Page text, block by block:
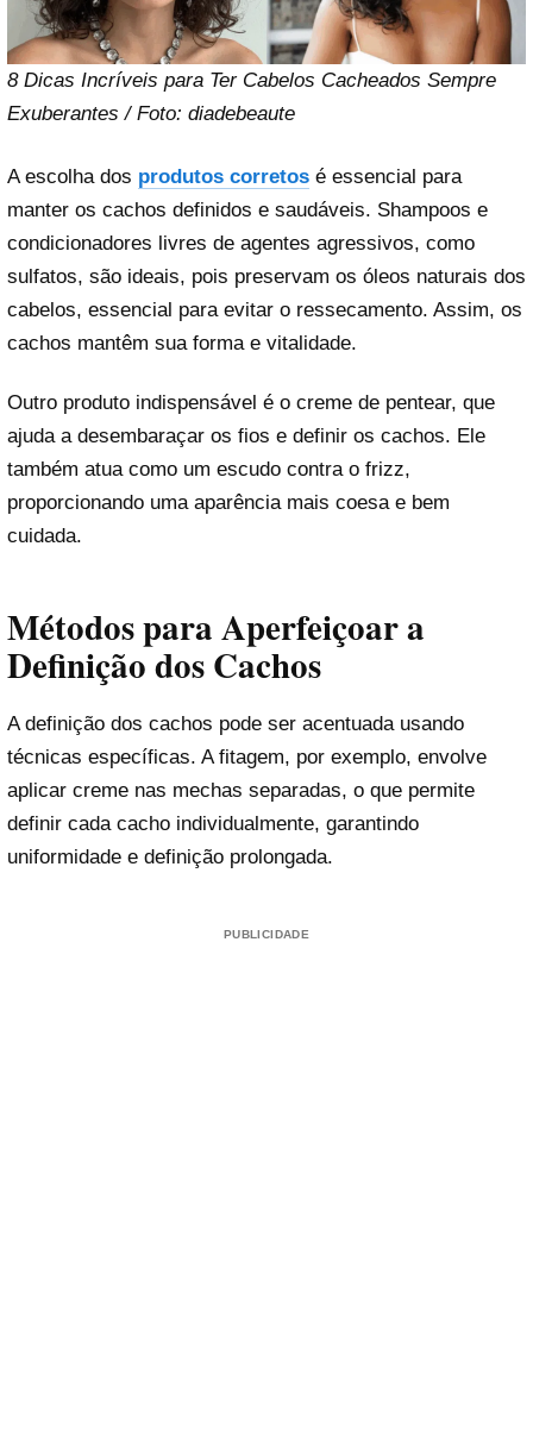
8 Dicas Incríveis para Ter Cabelos Cacheados Sempre
Exuberantes / Foto: diadebeaute
A escolha dos produtos corretos é essencial para
manter os cachos definidos e saudáveis. Shampoos e
condicionadores livres de agentes agressivos, como
sulfatos, são ideais, pois preservam os óleos naturais dos
cabelos, essencial para evitar o ressecamento. Assim, os
cachos mantêm sua forma e vitalidade.
Outro produto indispensável é o creme de pentear, que
ajuda a desembaraçar os fios e definir os cachos. Ele
também atua como um escudo contra o frizz,
proporcionando uma aparência mais coesa e bem
cuidada.
Métodos para Aperfeiçoar a
Definição dos Cachos
A definição dos cachos pode ser acentuada usando
técnicas específicas. A fitagem, por exemplo, envolve
aplicar creme nas mechas separadas, o que permite
definir cada cacho individualmente, garantindo
uniformidade e definição prolongada.
PUBLICIDADE